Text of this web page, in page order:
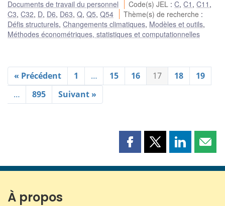
Documents de travail du personnel
Code(s) JEL :C,C1 ,C11 ,
C3, C32, D, D6, D63, Q, Q5, Q54 Thème(s) de recherche :
Défis structurels, Changements climatiques, Modèles et outils,
Méthodes économétriques, statistiques et computationnelles
« Précédent 1 … 15 16 17 18
19
…
895 Suivant »
Partager
page
Partager
page
Partager
page page
À propos